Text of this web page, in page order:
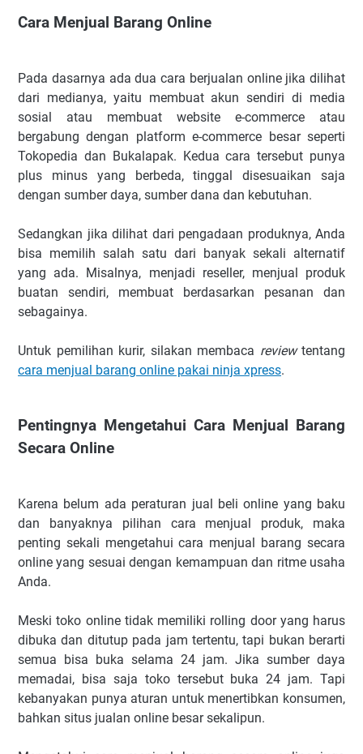
Cara Menjual Barang Online
Pada dasarnya ada dua cara berjualan online jika dilihat
dari medianya, yaitu membuat akun sendiri di media
sosial atau membuat website e-commerce atau
bergabung dengan platform e-commerce besar seperti
Tokopedia dan Bukalapak. Kedua cara tersebut punya
plus minus yang berbeda, tinggal disesuaikan saja
dengan sumber daya, sumber dana dan kebutuhan.
Sedangkan jika dilihat dari pengadaan produknya, Anda
bisa memilih salah satu dari banyak sekali alternatif
yang ada. Misalnya, menjadi reseller, menjual produk
buatan sendiri, membuat berdasarkan pesanan dan
sebagainya.
Untuk pemilihan kurir, silakan membaca review tentang
cara menjual barang online pakai ninja xpress.
Pentingnya Mengetahui Cara Menjual Barang
Secara Online
Karena belum ada peraturan jual beli online yang baku
dan banyaknya pilihan cara menjual produk, maka
penting sekali mengetahui cara menjual barang secara
online yang sesuai dengan kemampuan dan ritme usaha
Anda.
Meski toko online tidak memiliki rolling door yang harus
dibuka dan ditutup pada jam tertentu, tapi bukan berarti
semua bisa buka selama 24 jam. Jika sumber daya
memadai, bisa saja toko tersebut buka 24 jam. Tapi
kebanyakan punya aturan untuk menertibkan konsumen,
bahkan situs jualan online besar sekalipun.